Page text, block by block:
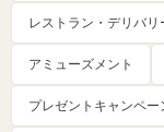
レストラン・デリバリ
アミューズメント
プレゼントキャンペー